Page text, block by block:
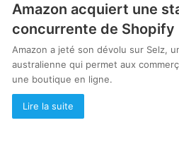
Amazon acquiert une
concurrente de Shopify
Amazon a jeté son dévolu sur Selz,
australienne qui permet aux
une boutique en ligne.
Lire la suite